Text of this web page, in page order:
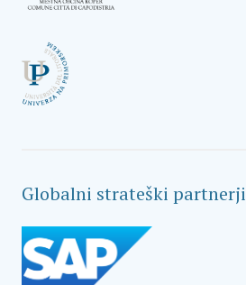
Globalni strateški partnerji